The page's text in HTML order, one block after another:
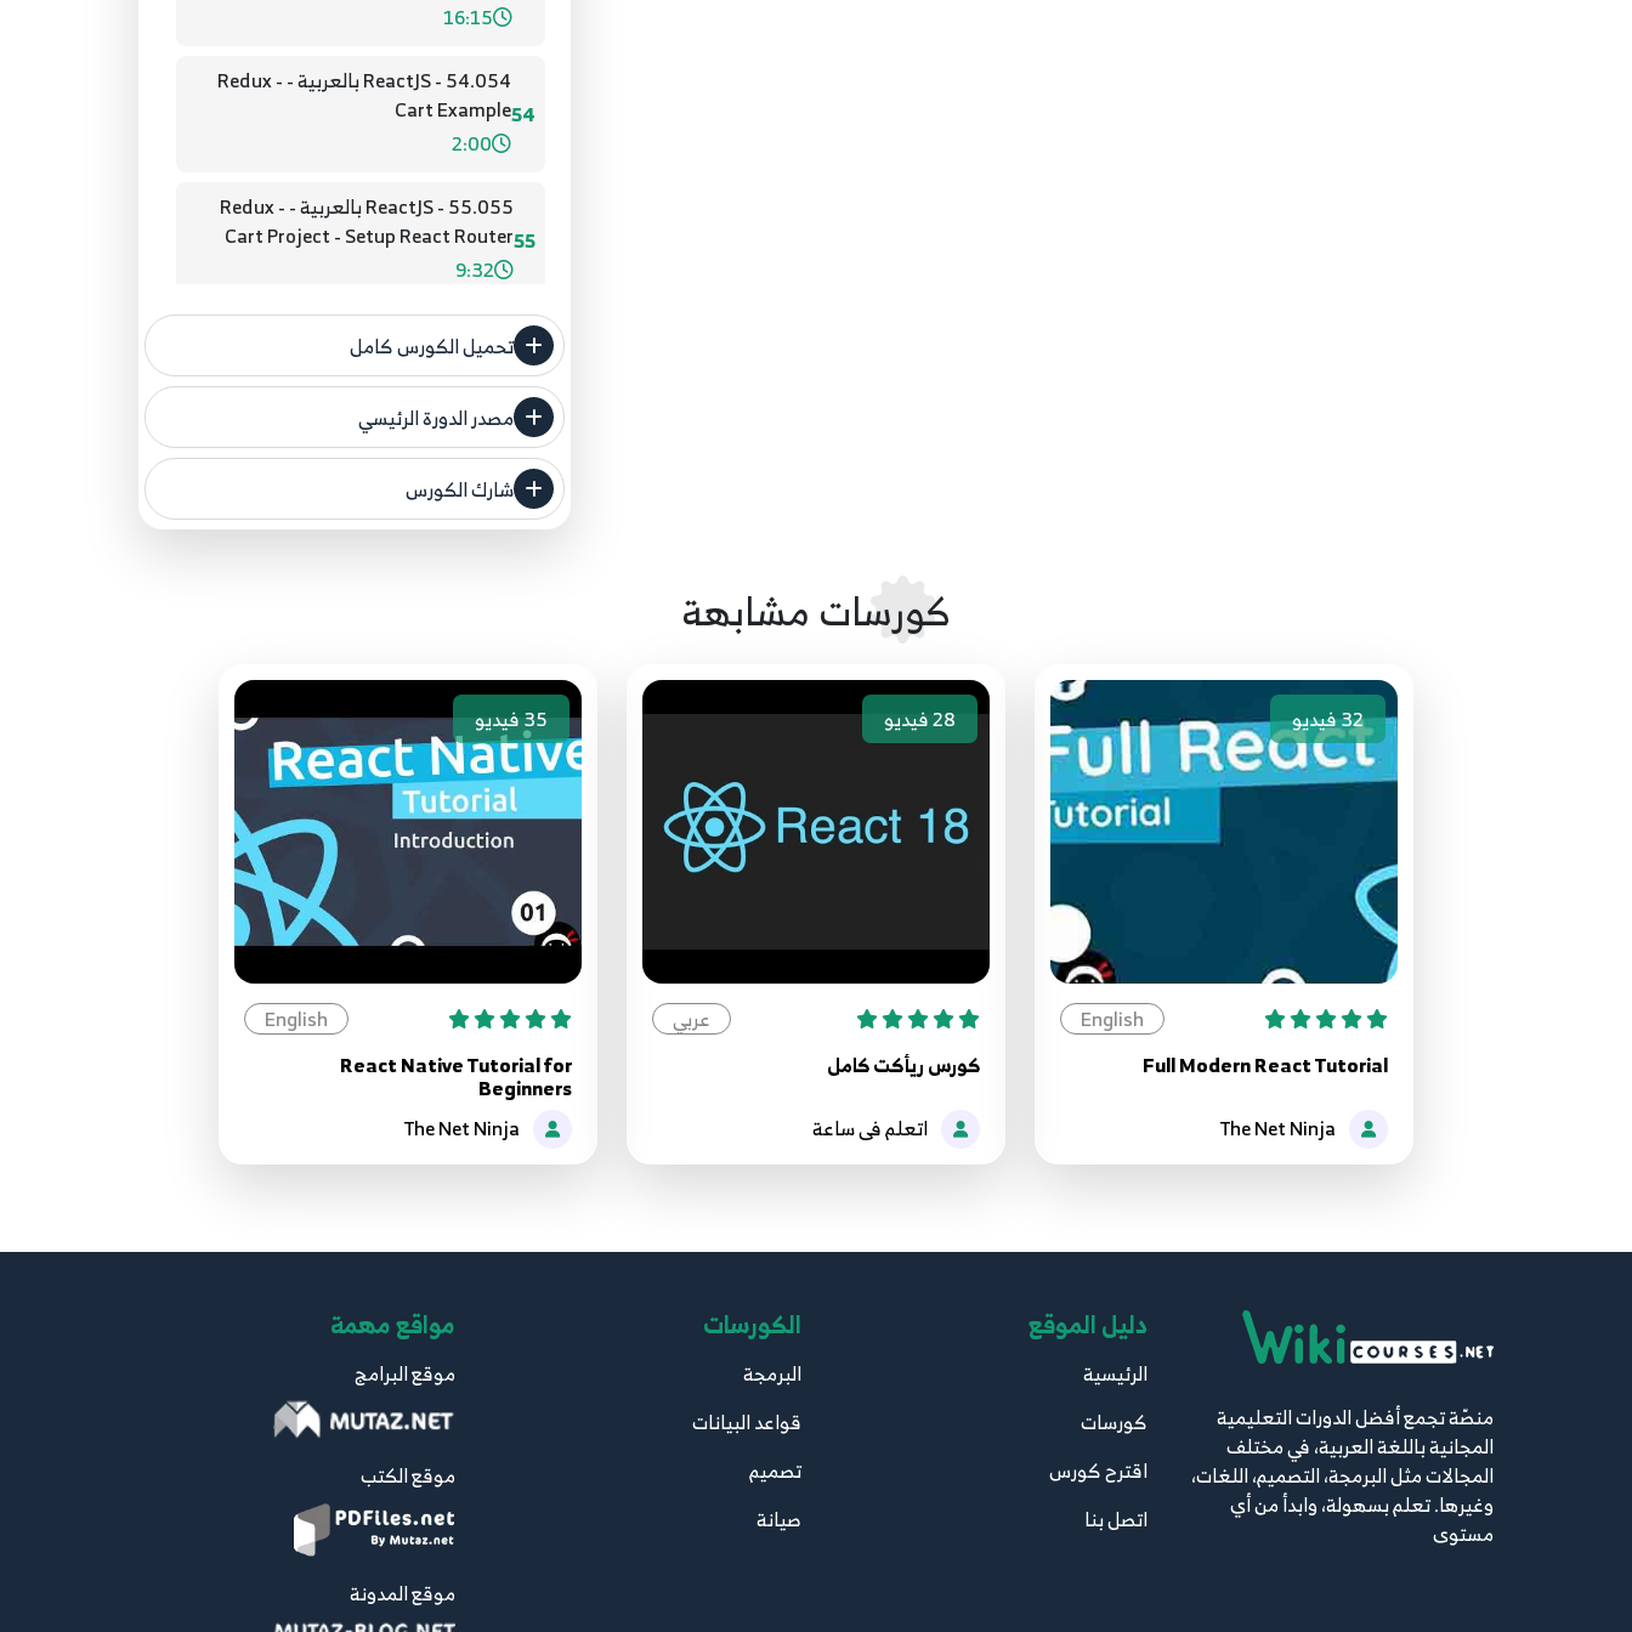
16:15
54
54.054 - ReactJS بالعربية - Redux -
Cart Example
2:00
55
55.055 - ReactJS بالعربية - Redux -
Cart Project - Setup React Router
9:32
56
Cart Project - Prorducts Page
4:40
57
57.057 - ReactJS بالعربية - Redux -
Cart Project - Get Data from API
10:39
59
59.059 - ReactJS بالعربية - Redux -
Cart Project - Handle quantity in
Product page
3:57
60
60.060 - ReactJS بالعربية - Redux Cart
61
61.061 - ReactJS بالعربية - Redux Cart
Project - Cart Page
6:48
Project - add redux
63.063 - ReactJS بالعربية - Redux Cart
5:56
64.064 - ReactJS - Redux store
project - create actions
65.065 - ReactJS - Redux store
project - add to cart reducer
تحميل الكورس كامل
مصدر الدورة الرئيسي
فنحن لا ندعي ملكية أي دورة ولهذا نضع المصدر
مصدر الدورة الرئيسي
شارك الكورس
كورسات مشابهة
32فيديو
English
Full Modern React Tutorial
28فيديو
عربي
كورس ريأكت كامل
اتعلم فى ساعة
35فيديو
English
React Native Tutorial for
Beginners
منصّة تجمع أفضل الدورات التعليمية
المجانية باللغة العربية، في مختلف
المجالات مثل البرمجة، التصميم، اللغات،
وغيرها. تعلم بسهولة، وابدأ من أي
مستوى
دليل الموقع
الرئيسية
كورسات
اقترح كورس
اتصل بنا
الكورسات
البرمجة
قواعد البيانات
تصميم
صيانة
مواقع مهمة
موقع البرامج
موقع الكتب
موقع المدونة